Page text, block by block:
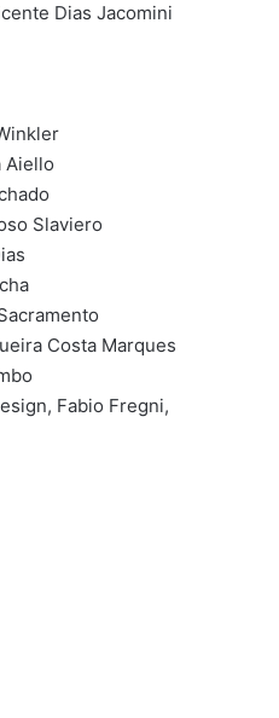
Dias Jacomini
Aiello
Slaviero
Costa Marques
Fabio Fregni,